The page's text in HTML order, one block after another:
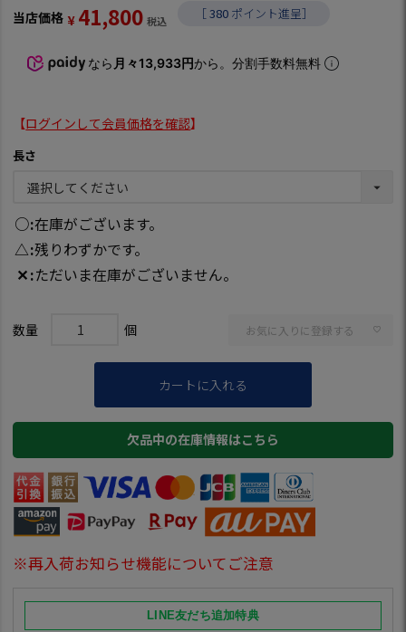
当店価格 ¥ 41,800 税込 ［380 ポイント進呈］
なら 月々13,933円から。分割手数料無料
【ログインして会員価格を確認】
長さ
○ 在庫がございます。
△ 残りわずかです。
✕ ただいま在庫がございません。
お気に入りに登録する
カートに入れる
欠品中の在庫情報はこちら
※再入荷お知らせ機能についてご注意
LINE友だち追加特典